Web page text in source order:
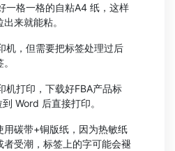
格一格的自粘A4 纸，这样
来就能粘。
，但需要把标签处理过后
打印，下载好FBA产品标
Word 后直接打印。
碳带+铜版纸，因为热敏纸
受潮，标签上的字可能会褪